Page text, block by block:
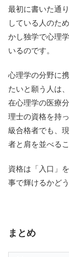
最初に書いた通
している人のた
かし独学で心理
いるのです。
心理学の分野に
たいと願う人は
在心理学の医療
理士の資格を持
級合格者でも、
者と肩を並べる
資格は「入口」
事で輝けるかど
まとめ